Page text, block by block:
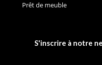
Prêt de meuble
S'inscrire à notre